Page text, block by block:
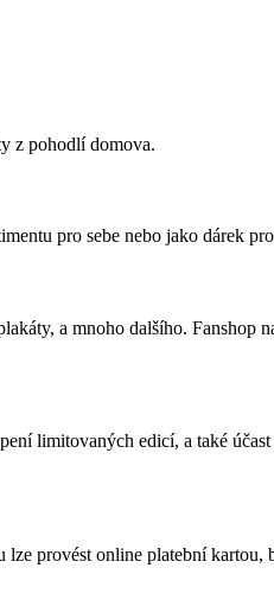
z pohodlí domova.
pro sebe nebo jako dárek
a mnoho dalšího. Fanshop
limitovaných edicí, a také účast
lze provést online platební kartou,